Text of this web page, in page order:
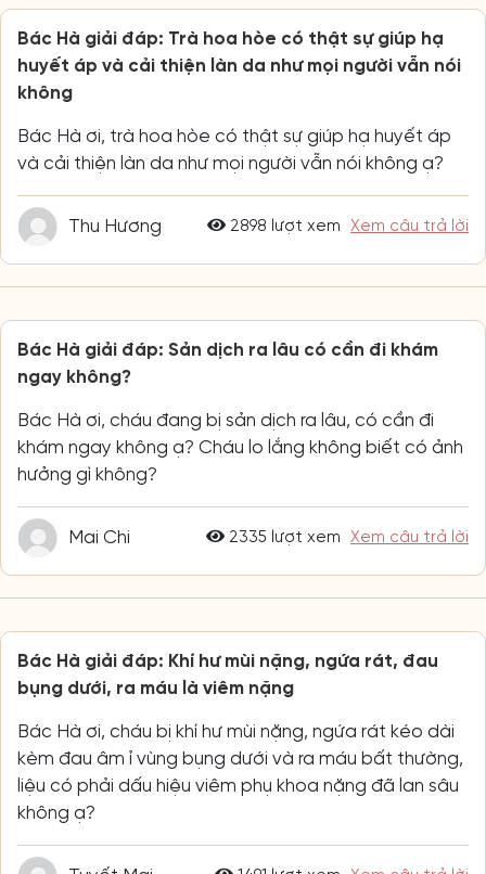
Bác Hà giải đáp: Trà hoa hòe có thật sự giúp hạ
huyết áp và cải thiện làn da như mọi người vẫn nói
không
Bác Hà ơi, trà hoa hòe có thật sự giúp hạ huyết áp
và cải thiện làn da như mọi người vẫn nói không ạ?
Thu Hương 2898 lượt xem Xem câu trả lời
Bác Hà giải đáp: Sản dịch ra lâu có cần đi khám
ngay không?
Bác Hà ơi, cháu đang bị sản dịch ra lâu, có cần đi
khám ngay không ạ? Cháu lo lắng không biết có ảnh
hưởng gì không?
Mai Chi 2335 lượt xem Xem câu trả lời
Bác Hà giải đáp: Khí hư mùi nặng, ngứa rát, đau
bụng dưới, ra máu là viêm nặng
Bác Hà ơi, cháu bị khí hư mùi nặng, ngứa rát kéo dài
kèm đau âm ỉ vùng bụng dưới và ra máu bất thường,
liệu có phải dấu hiệu viêm phụ khoa nặng đã lan sâu
không ạ?